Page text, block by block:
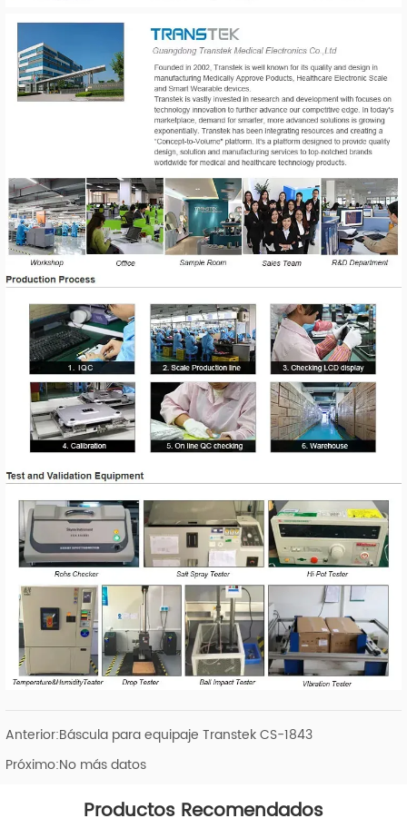
Anterior:Báscula para equipaje Transtek CS-1843
Próximo:No más datos
Productos Recomendados